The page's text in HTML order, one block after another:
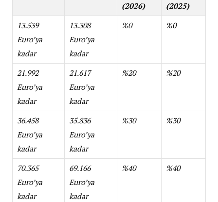
(2026)
(2025)
13.539
Euro’ya
kadar
13.308
Euro’ya
kadar
%0 %0
21.992
Euro’ya
kadar
21.617
Euro’ya
kadar
%20 %20
36.458
Euro’ya
kadar
35.836
Euro’ya
kadar
%30 %30
70.365
Euro’ya
kadar
69.166
Euro’ya
kadar
%40 %40